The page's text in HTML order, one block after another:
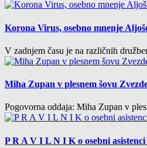
Korona Virus, osebno mnenje
V zadnjem času je na različnih
Miha Zupan v plesnem šovu
Pogovorna oddaja: Miha Zupan v
P R A V I L N I K o osebni